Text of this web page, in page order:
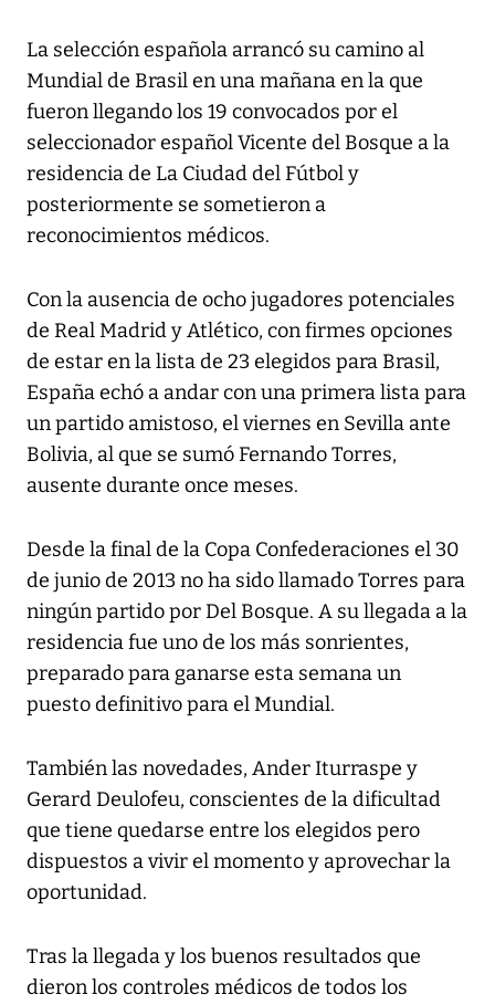
La selección española arrancó su camino al
Mundial de Brasil en una mañana en la que
fueron llegando los 19 convocados por el
seleccionador español Vicente del Bosque a la
residencia de La Ciudad del Fútbol y
posteriormente se sometieron a
reconocimientos médicos.
Con la ausencia de ocho jugadores potenciales
de Real Madrid y Atlético, con firmes opciones
de estar en la lista de 23 elegidos para Brasil,
España echó a andar con una primera lista para
un partido amistoso, el viernes en Sevilla ante
Bolivia, al que se sumó Fernando Torres,
ausente durante once meses.
Desde la final de la Copa Confederaciones el 30
de junio de 2013 no ha sido llamado Torres para
ningún partido por Del Bosque. A su llegada a la
residencia fue uno de los más sonrientes,
preparado para ganarse esta semana un
puesto definitivo para el Mundial.
También las novedades, Ander Iturraspe y
Gerard Deulofeu, conscientes de la dificultad
que tiene quedarse entre los elegidos pero
dispuestos a vivir el momento y aprovechar la
oportunidad.
Tras la llegada y los buenos resultados que
dieron los controles médicos de todos los